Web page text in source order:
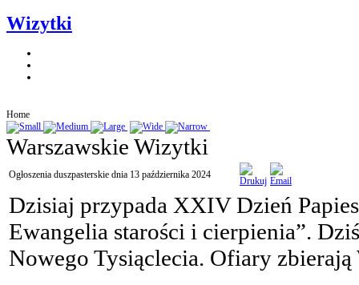
Wizytki
Home
Warszawskie Wizytki
Ogłoszenia duszpasterskie dnia 13 października 2024
Dzisiaj przypada XXIV Dzień
Ewangelia starości i cierpienia”.
Nowego Tysiąclecia. Ofiary